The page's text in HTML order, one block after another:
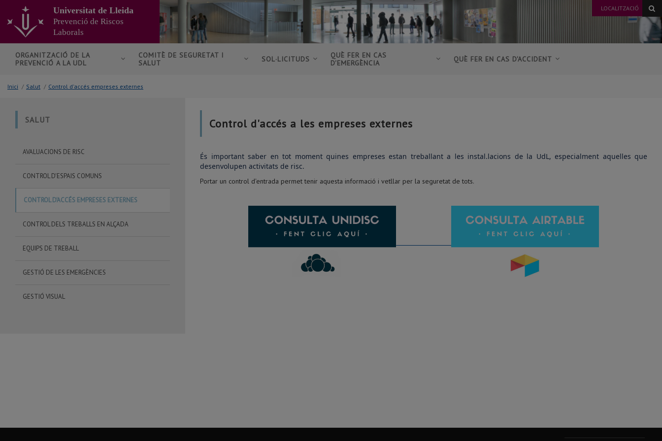
contingut
principal
de
pàgina
LOCALITZACIÓ
Universitat de Lleida
Prevenció de Riscos
Laborals
ORGANITZACIÓ DE LA
PREVENCIÓ A LA UDL
COMITÈ DE SEGURETAT I
SALUT
SOL·LICITUDS
QUÈ FER EN CAS
D'EMERGÈNCIA
QUÈ FER EN CAS D'ACCIDENT
Inici / Salut / Control d'accés empreses externes
SALUT
AVALUACIONS DE RISC
CONTROL D'ESPAIS COMUNS
CONTROL D'ACCÉS EMPRESES EXTERNES
CONTROL DELS TREBALLS EN ALÇADA
EQUIPS DE TREBALL
GESTIÓ DE LES EMERGÈNCIES
GESTIÓ VISUAL
Control d'accés a les empreses externes
És important saber en tot moment quines empreses estan treballant a les instal.lacions de la UdL, especialment aquelles que
desenvolupen activitats de risc.
Portar un control d'entrada permet tenir aquesta informació i vetllar per la seguretat de tots.